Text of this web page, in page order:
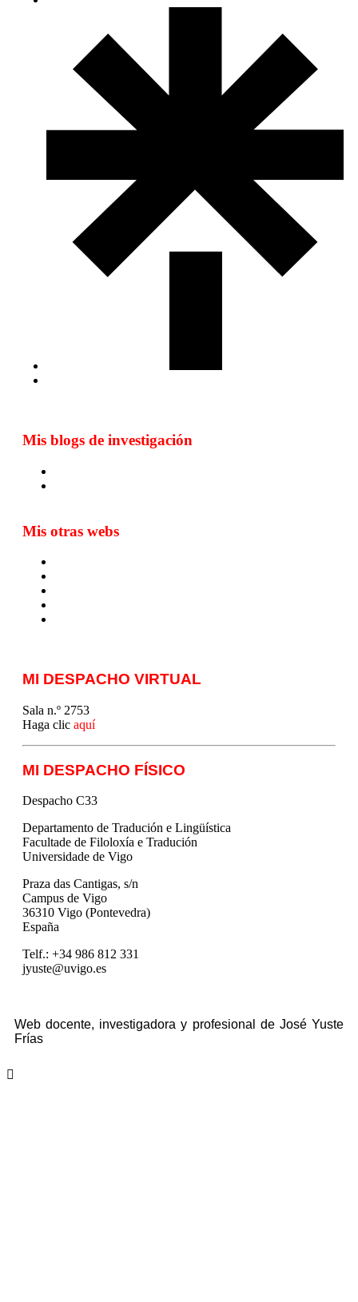
Mis blogs de investigación
Mis otras webs
MI DESPACHO VIRTUAL
Sala n.º 2753
Haga clic aquí
MI DESPACHO FÍSICO
Despacho C33
Departamento de Tradución e Lingüística
Facultade de Filoloxía e Tradución
Universidade de Vigo
Praza das Cantigas, s/n
Campus de Vigo
36310 Vigo (Pontevedra)
España
Telf.: +34 986 812 331
jyuste@uvigo.es
Web docente, investigadora y profesional de José Yuste
Frías